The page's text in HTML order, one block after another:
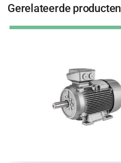
Gerelateerde producten